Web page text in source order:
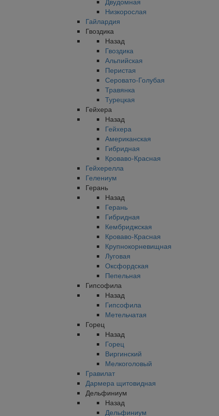
Низкорослая
Гайлардия
Гвоздика
Назад
Гвоздика
Альпийская
Перистая
Серовато-Голубая
Травянка
Турецкая
Гейхера
Назад
Гейхера
Американская
Гибридная
Кроваво-Красная
Гейхерелла
Гелениум
Герань
Назад
Герань
Гибридная
Кембриджская
Кроваво-Красная
Крупнокорневищная
Луговая
Оксфордская
Пепельная
Гипсофила
Назад
Гипсофила
Метельчатая
Горец
Назад
Горец
Виргинский
Мелкоголовый
Гравилат
Дармера щитовидная
Дельфиниум
Назад
Дельфиниум